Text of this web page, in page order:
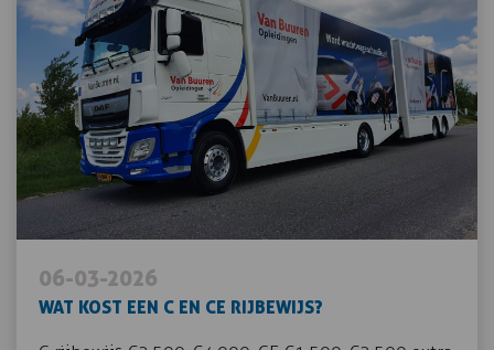
06-03-2026
WAT KOST EEN C EN CE RIJBEWIJS?